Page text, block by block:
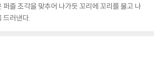
퍼즐 조각을 맞추어 나가듯 꼬리에 꼬리를 물고 나
드러낸다.